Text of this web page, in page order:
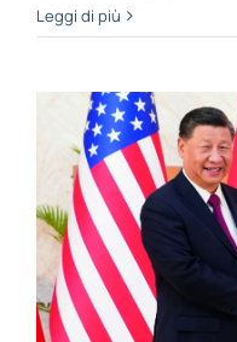
Leggi di più